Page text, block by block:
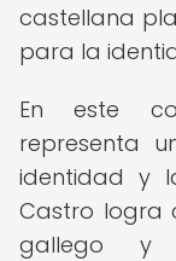
castellana
para la
En este
representa
identidad y
Castro logra
gallego y